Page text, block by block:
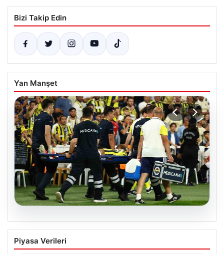
Bizi Takip Edin
Yan Manşet
05.08.2026
Fenerbahçe’de Sturm Graz Maçında
Oosterwolde’den Üzücü Haber!
Piyasa Verileri